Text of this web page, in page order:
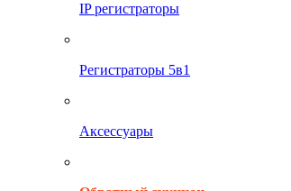
IP регистраторы
Регистраторы 5в1
Аксессуары